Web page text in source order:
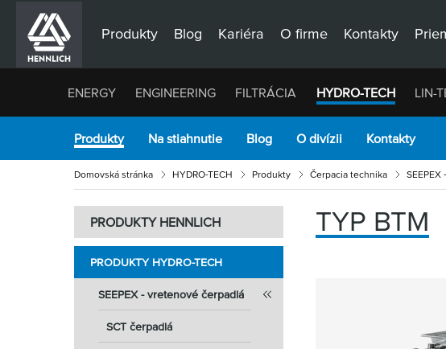
Produkty Blog Kariéra O firme Kontakty
ENERGY ENGINEERING FILTRÁCIA HYDRO-TECH LIN-
Produkty Na stiahnutie Blog O divízii Kontakty
Domovská stránka HYDRO-TECH Produkty Čerpacia technika
PRODUKTY HENNLICH
PRODUKTY HYDRO-TECH
SEEPEX - vretenové čerpadlá
SCT čerpadlá
TYP BTM